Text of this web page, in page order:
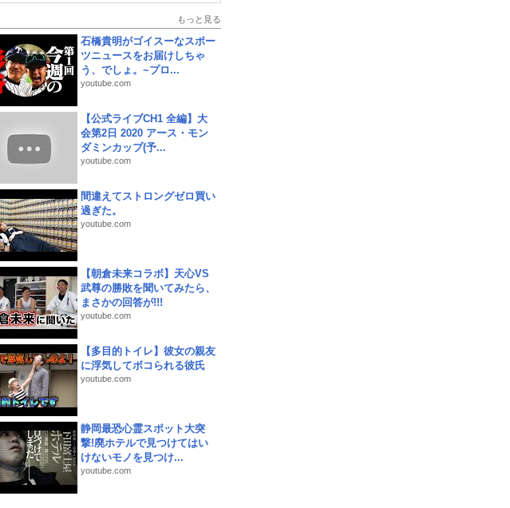
もっと見る
石橋貴明がゴイスーなスポー
ツニュースをお届けしちゃ
う、でしょ。~プロ...
youtube.com
【公式ライブCH1 全編】大
会第2日 2020 アース・モン
ダミンカップ(予...
youtube.com
間違えてストロングゼロ買い
過ぎた。
youtube.com
【朝倉未来コラボ】天心VS
武尊の勝敗を聞いてみたら、
まさかの回答が!!!
youtube.com
【多目的トイレ】彼女の親友
に浮気してボコられる彼氏
youtube.com
静岡最恐心霊スポット大突
撃!廃ホテルで見つけてはい
けないモノを見つけ...
youtube.com